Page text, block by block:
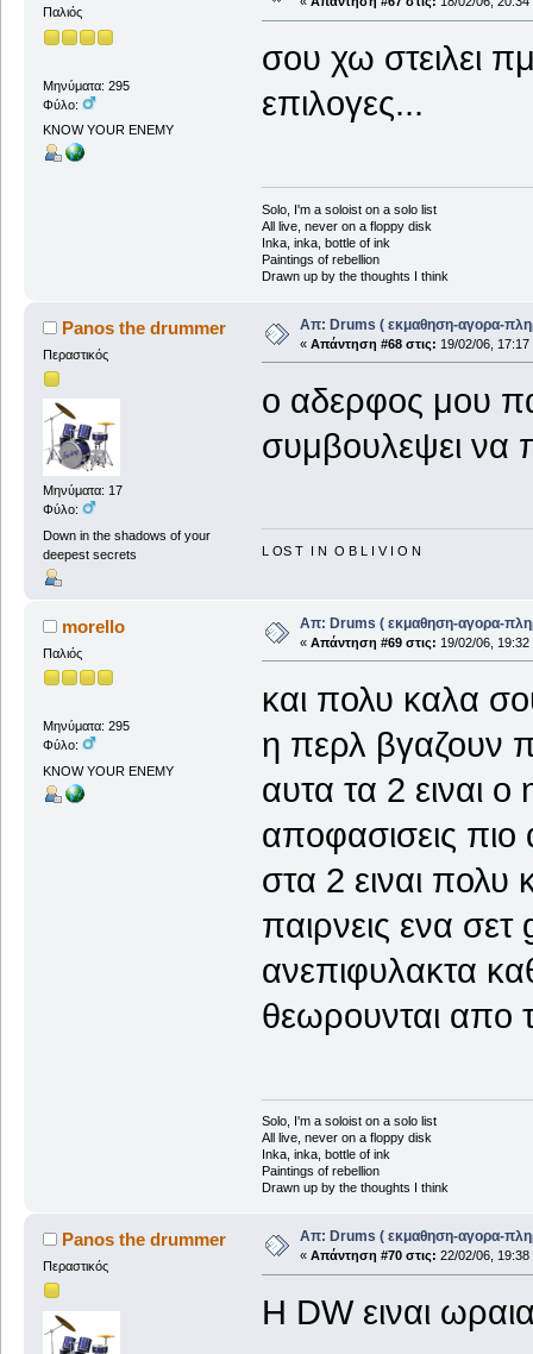
Παλιός
Μηνύματα: 295
Φύλο:
KNOW YOUR ENEMY
σου χω στειλει
επιλογες...
Solo, I'm a soloist on a solo list
All live, never on a floppy disk
Inka, inka, bottle of ink
Paintings of rebellion
Drawn up by the thoughts I think
Panos the drummer
Περαστικός
Μηνύματα: 17
Φύλο:
Down in the shadows of your
deepest secrets
Απ: Drums ( εκμαθηση-αγορα-
« Απάντηση #68 στις: 19/02/06, 17:17
ο αδερφος μου
συμβουλεψει να
L OS T I N O B L I V I O N
morello
Παλιός
Μηνύματα: 295
Φύλο:
KNOW YOUR ENEMY
Απ: Drums ( εκμαθηση-αγορα-
« Απάντηση #69 στις: 19/02/06, 19:32
και πολυ καλα
η περλ βγαζουν
αυτα τα 2 ειναι
αποφασισεις πιο
στα 2 ειναι
παιρνεις ενα
ανεπιφυλακτα
θεωρουνται απο
Solo, I'm a soloist on a solo list
All live, never on a floppy disk
Inka, inka, bottle of ink
Paintings of rebellion
Drawn up by the thoughts I think
Panos the drummer
Περαστικός
Απ: Drums ( εκμαθηση-αγορα-
« Απάντηση #70 στις: 22/02/06, 19:38
H DW ειναι